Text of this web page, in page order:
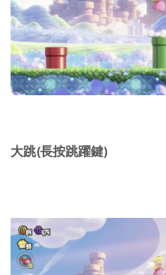
大跳(長按跳躍鍵)